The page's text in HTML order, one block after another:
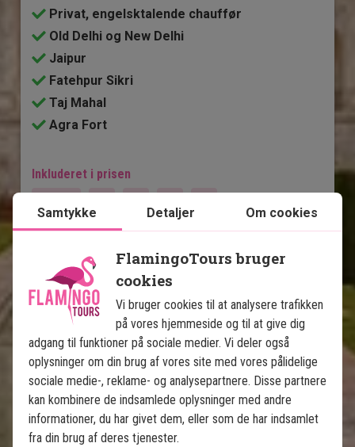
Privat, engelsktalende chauffør
Old Delhi og New Delhi
Jaipur
Fatehpur Sikri
Taj Mahal
Agra Fort
Inkluderet i prisen
Indien
Se kort
Samtykke Detaljer Om cookies
FlamingoTours bruger
cookies
Vi bruger cookies til at analysere trafikken
på vores hjemmeside og til at give dig
adgang til funktioner på sociale medier. Vi deler også
oplysninger om din brug af vores site med vores pålidelige
sociale medie-, reklame- og analysepartnere. Disse partnere
kan kombinere de indsamlede oplysninger med andre
informationer, du har givet dem, eller som de har indsamlet
fra din brug af deres tjenester.